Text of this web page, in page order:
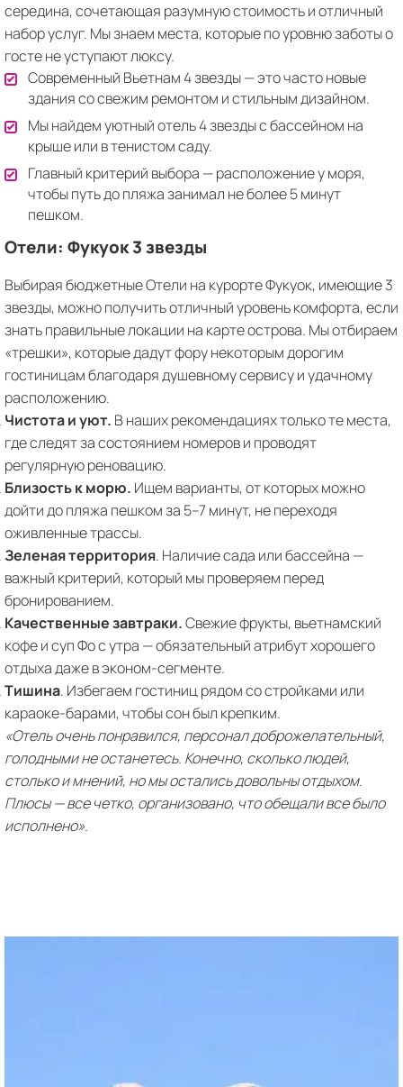
середина, сочетающая разумную стоимость и отличный
набор услуг. Мы знаем места, которые по уровню заботы о
госте не уступают люксу.
Современный Вьетнам 4 звезды — это часто новые
здания со свежим ремонтом и стильным дизайном.
Мы найдем уютный отель 4 звезды с бассейном на
крыше или в тенистом саду.
Главный критерий выбора — расположение у моря,
чтобы путь до пляжа занимал не более 5 минут
пешком.
Отели: Фукуок 3 звезды
Выбирая бюджетные Отели на курорте Фукуок, имеющие 3
звезды, можно получить отличный уровень комфорта, если
знать правильные локации на карте острова. Мы отбираем
«трешки», которые дадут фору некоторым дорогим
гостиницам благодаря душевному сервису и удачному
расположению.
Чистота и уют. В наших рекомендациях только те места,
где следят за состоянием номеров и проводят
регулярную реновацию.
Близость к морю. Ищем варианты, от которых можно
дойти до пляжа пешком за 5–7 минут, не переходя
оживленные трассы.
Зеленая территория. Наличие сада или бассейна —
важный критерий, который мы проверяем перед
бронированием.
Качественные завтраки.Свежие фрукты, вьетнамский
кофе и суп Фо с утра — обязательный атрибут хорошего
отдыха даже в эконом-сегменте.
Тишина. Избегаем гостиниц рядом со стройками или
караоке-барами, чтобы сон был крепким.
«Отель очень понравился, персонал доброжелательный,
голодными не останетесь. Конечно, сколько людей,
столько и мнений, но мы остались довольны отдыхом.
Плюсы — все четко, организовано, что обещали все было
исполнено».